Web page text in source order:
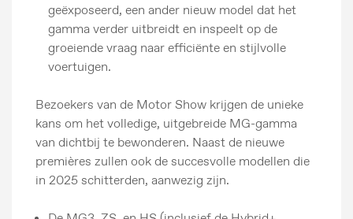
geëxposeerd, een ander nieuw model dat het
gamma verder uitbreidt en inspeelt op de
groeiende vraag naar efficiënte en stijlvolle
voertuigen.
Bezoekers van de Motor Show krijgen de unieke
kans om het volledige, uitgebreide MG-gamma
van dichtbij te bewonderen. Naast de nieuwe
premières zullen ook de succesvolle modellen die
in 2025 schitterden, aanwezig zijn.